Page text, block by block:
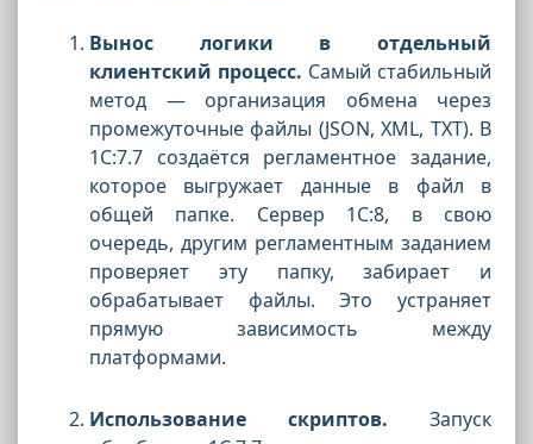
Вынос логики в отдельный
клиентский процесс. Самый стабильный
метод — организация обмена через
промежуточные файлы (JSON, XML, TXT). В
1С:7.7 создаётся регламентное задание,
которое выгружает данные в файл в
общей папке. Сервер 1С:8, в свою
очередь, другим регламентным заданием
проверяет эту папку, забирает и
обрабатывает файлы. Это устраняет
прямую зависимость между
платформами.
Использование скриптов. Запуск